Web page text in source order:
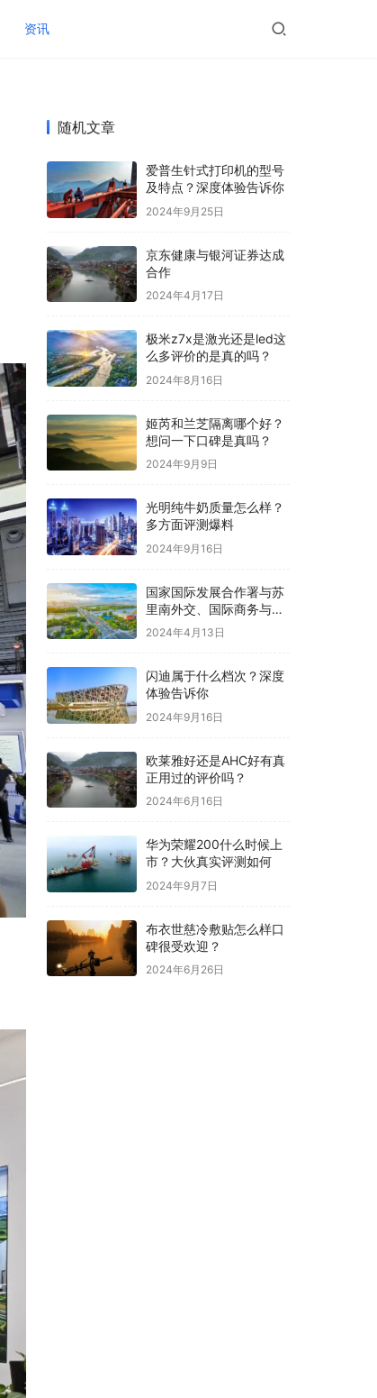
资讯
随机文章
爱普生针式打印机的型号
及特点？深度体验告诉你
2024年9月25日
京东健康与银河证券达成
合作
2024年4月17日
极米z7x是激光还是led这
么多评价的是真的吗？
2024年8月16日
姬芮和兰芝隔离哪个好？
想问一下口碑是真吗？
2024年9月9日
光明纯牛奶质量怎么样？
多方面评测爆料
2024年9月16日
国家国际发展合作署与苏
里南外交、国际商务与国
际合作部签署合作文件
2024年4月13日
闪迪属于什么档次？深度
体验告诉你
2024年9月16日
欧莱雅好还是AHC好有真
正用过的评价吗？
2024年6月16日
华为荣耀200什么时候上
市？大伙真实评测如何
2024年9月7日
布衣世慈冷敷贴怎么样口
碑很受欢迎？
2024年6月26日